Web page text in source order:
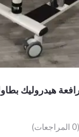
هيدروليك
(0 المراجعات)